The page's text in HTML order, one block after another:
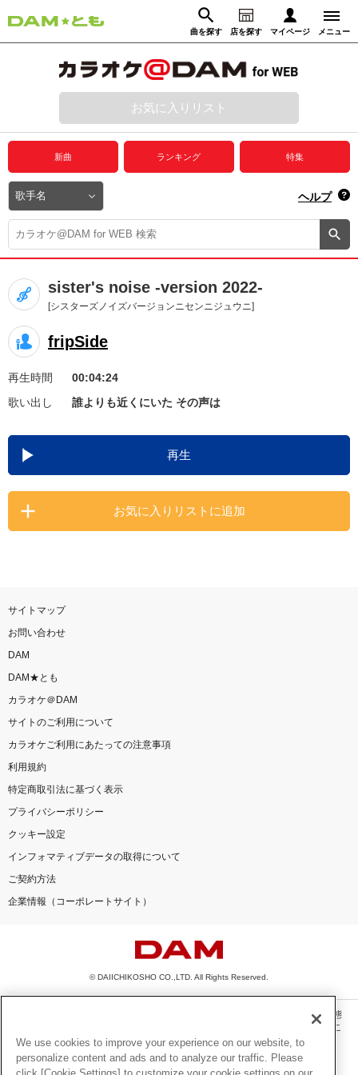
曲を探す 店を探す マイページ メニュー
動画からさがす 録音からさがす
ログイン
プレミアムサービス
DAM★とも動画
DAM★とも録音
カラオケ＠DAM
ユーザー検索
キャンペーン
お知らせ よくあるご質問
DAMの新曲・ランキングなど
カラオケ最新情報をチェック！
お気に入りリスト
新曲 ランキング 特集
ヘルプ
sister's noise -version 2022-
[シスターズノイズバージョンニセンニジュウニ]
fripSide
再生時間
00:04:24
歌い出し
誰よりも近くにいた その声は
再生
お気に入りリストに追加
サイトマップ
お問い合わせ
DAM
DAM★とも
カラオケ＠DAM
サイトのご利用について
カラオケご利用にあたっての注意事項
利用規約
特定商取引法に基づく表示
プライバシーポリシー
クッキー設定
インフォマティブデータの取得について
ご契約方法
企業情報（コーポレートサイト）
© DAIICHIKOSHO CO.,LTD. All Rights Reserved.
このサイトに掲載されている一切の文章・画像・写真・動画・音声等を、手段や形態
を問わず、著作権法の定める範囲を超えて無断で複製、転載、ファイル化などするこ
とを禁じます。
楽曲及びコンテンツは、機種によりご利用いただけない場合があります。
We use cookies to improve your experience on our website, to
personalize content and ads and to analyze our traffic. Please